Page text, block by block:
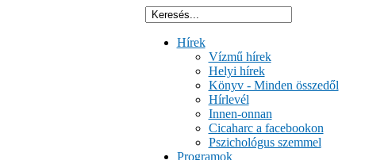
Hírek
Vízmű hírek
Helyi hírek
Könyv - Minden összedől
Hírlevél
Innen-onnan
Cicaharc a facebookon
Pszichológus szemmel
Programok